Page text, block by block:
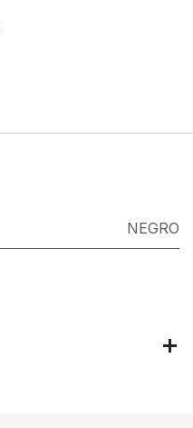
NEGRO